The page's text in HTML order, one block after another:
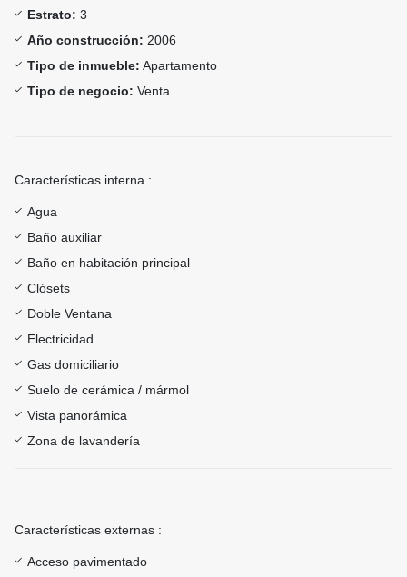
Estrato: 3
Año construcción: 2006
Tipo de inmueble: Apartamento
Tipo de negocio: Venta
Características interna :
Agua
Baño auxiliar
Baño en habitación principal
Clósets
Doble Ventana
Electricidad
Gas domiciliario
Suelo de cerámica / mármol
Vista panorámica
Zona de lavandería
Características externas :
Acceso pavimentado